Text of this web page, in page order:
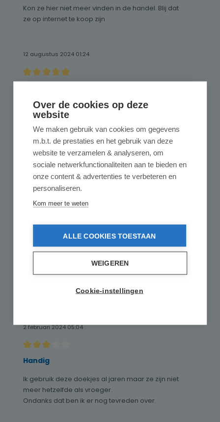
Kon ze hier niet meer vinden in de handel. Blij dat
ze op internet te koop zijn
12 augustus 2024 01:24
Recensie met een waardering van 5 van de 5 sterren
Zeer aangenaam in gebruik
21 juli 2024 01:16
Schitterend product!
Snelle levering met goede communicatie
Geert uit Brugge gaf een score van 3.5
Vaatdoek - 18 x 23cm - Gele Haartjes.
2 februari 2024 05:04
Recensie met een waardering van 3 van de 5 sterren
Handig
Ik gebruik deze doekjes al jaren maar ze zijn niet
meer hetzelfde als vroeger.
Ondanks dat ben ik er nog tevreden over.
Over de cookies op deze
website
We maken gebruik van cookies om gegevens
m.b.t. de prestaties en het gebruik van deze
website te verzamelen & analyseren, om
sociale netwerkfunctionaliteiten aan te bieden en
onze content & advertenties te verbeteren en
personaliseren.
Kom meer te weten
ALLE COOKIES TOESTAAN
WEIGEREN
Cookie-instellingen